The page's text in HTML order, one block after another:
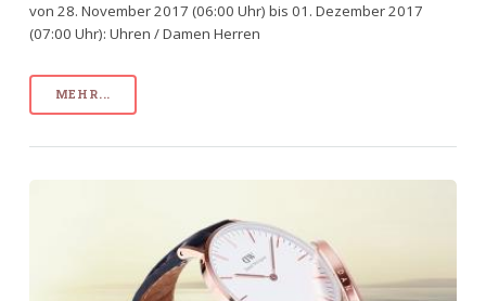
von 28. November 2017 (06:00 Uhr) bis 01. Dezember 2017
(07:00 Uhr): Uhren / Damen Herren
MEHR...